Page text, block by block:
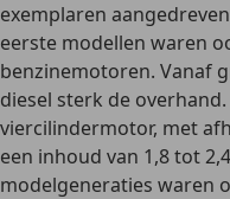
exemplaren
eerste modellen waren
benzinemotoren. Vanaf
diesel sterk de
viercilindermotor, met
een inhoud van 1,8 tot
modelgeneraties waren